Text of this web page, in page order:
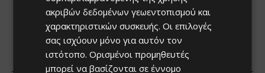
ακριβών δεδομένων γεωεντοπισμού και
χαρακτηριστικών συσκευής. Οι επιλογές
σας ισχύουν μόνο για αυτόν τον
ιστότοπο. Ορισμένοι προμηθευτές
μπορεί να βασίζονται σε έννομο